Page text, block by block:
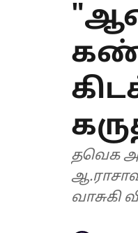
தவெக
வாசுகி